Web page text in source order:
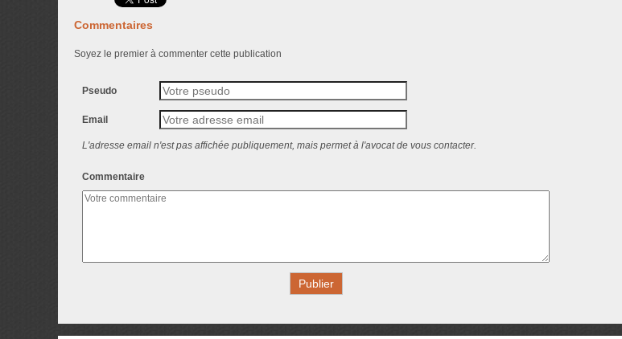
Commentaires
Soyez le premier à commenter cette publication
Pseudo
Email
L'adresse email n'est pas affichée publiquement, mais permet à l'avocat de vous contacter.
Commentaire